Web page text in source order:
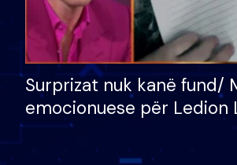
Surprizat nuk kanë fund/
emocionuese për Ledion
nëna dhe fëmijët e tij,
nuk i mban dot lotët: Nuk